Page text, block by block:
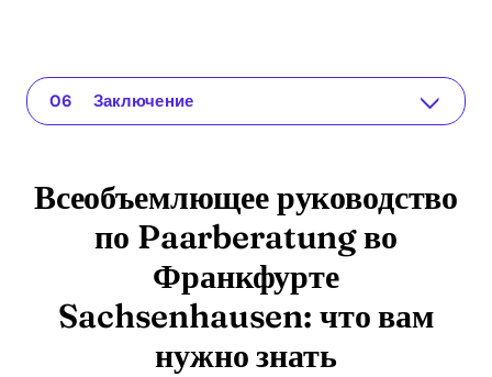
Всеобъемлющее руководство по Paarberatung во Франкфурте Sachsenhausen: что вам нужно знать
The app for your relationship
Понимание проблемы
Почему Paarberatung важна
Практические решения или советы
Заключение
Всеобъемлющее руководство
по Paarberatung во
Франкфурте
Sachsenhausen: что вам
нужно знать